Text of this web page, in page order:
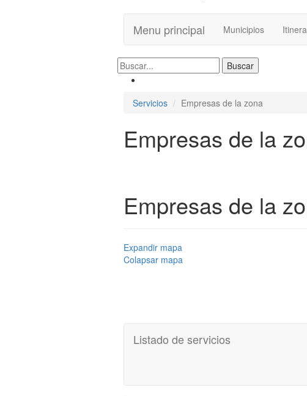
Menu principal Municipios
Servicios Empresas de la zona
Empresas de la
Empresas de la
Expandir mapa
Colapsar mapa
Listado de servicios